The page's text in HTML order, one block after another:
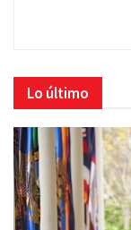
Lo último